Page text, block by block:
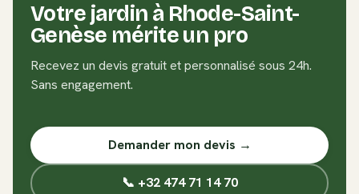
Votre jardin à Rhode-Saint-
Genèse mérite un pro
Recevez un devis gratuit et personnalisé sous 24h.
Sans engagement.
Demander mon devis →
📞 +32 474 71 14 70